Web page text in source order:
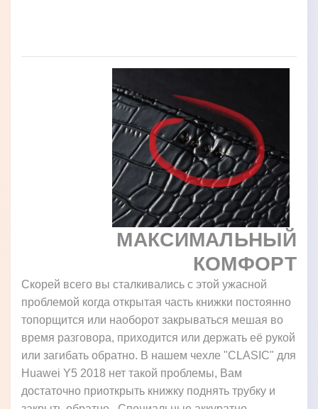
МАКСИМАЛЬНЫЙ
КОМФОРТ
Скорей всего вы сталкивались с этой ужасной
проблемой когда открытая часть книжки постоянно
топорщится или наоборот закрываться мешая во
время разговора, приходится или держать её рукой
или загибать обратно. В нашем чехле "CLASIC" для
Huawei Y5 2018 нет такой проблемы, Вам
достаточно приоткрыть книжку поднять трубку и